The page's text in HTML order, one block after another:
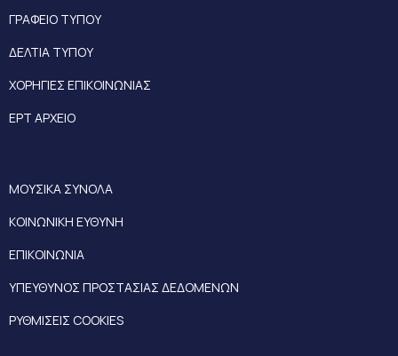
ΓΡΑΦΕΙΟ ΤΥΠΟΥ
ΔΕΛΤΙΑ ΤΥΠΟΥ
ΧΟΡΗΓΙΕΣ ΕΠΙΚΟΙΝΩΝΙΑΣ
ΕΡΤ ΑΡΧΕΙΟ
ΜΟΥΣΙΚΑ ΣΥΝΟΛΑ
ΚΟΙΝΩΝΙΚΗ ΕΥΘΥΝΗ
ΕΠΙΚΟΙΝΩΝΙΑ
ΥΠΕΥΘΥΝΟΣ ΠΡΟΣΤΑΣΙΑΣ ΔΕΔΟΜΕΝΩΝ
ΡΥΘΜΙΣΕΙΣ COOKIES